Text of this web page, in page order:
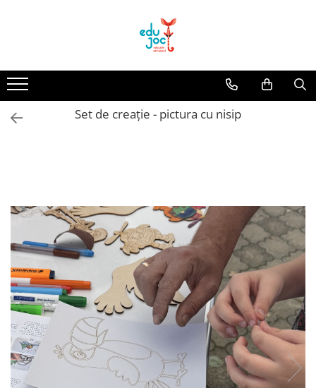
1-2 ani
3-4 ani
5-7 ani
Set de creație - pictura cu nisip